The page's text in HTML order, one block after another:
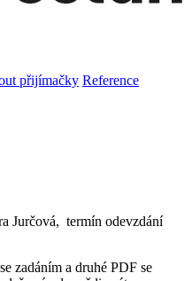
přijímačky Reference
Jurčová, termín odevzdání
zadáním a druhé PDF se